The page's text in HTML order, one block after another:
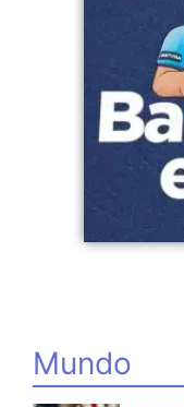
Mundo